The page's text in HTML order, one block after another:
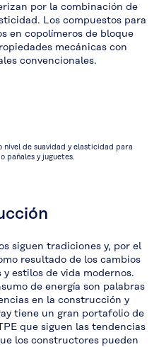
por la combinación de
Los compuestos para
en copolímeros de bloque
mecánicas con
convencionales.
nivel de suavidad y elasticidad para
pañales y juguetes.
siguen tradiciones y, por el
resultado de los cambios
estilos de vida modernos.
de energía son palabras
en la construcción y
tiene un gran portafolio de
que siguen las tendencias
los constructores pueden